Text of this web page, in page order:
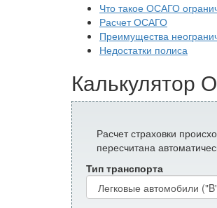
Что такое ОСАГО
Расчет ОСАГО
Преимущества
Недостатки полиса
Калькулятор
Расчет страховки
пересчитана
Тип транспорта